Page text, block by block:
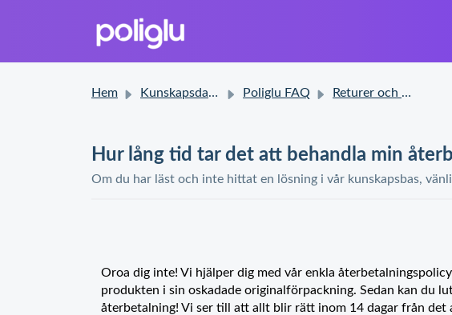
Hem Kunskapsdatabas Poliglu FAQ Returer och reklamationer
Hur lång tid tar det att behandla min
Om du har läst och inte hittat en lösning i vår kunskapsbas,
Oroa dig inte! Vi hjälper dig med vår enkla
produkten i sin oskadade originalförpackning. Sedan kan du
återbetalning! Vi ser till att allt blir rätt inom 14 dagar från